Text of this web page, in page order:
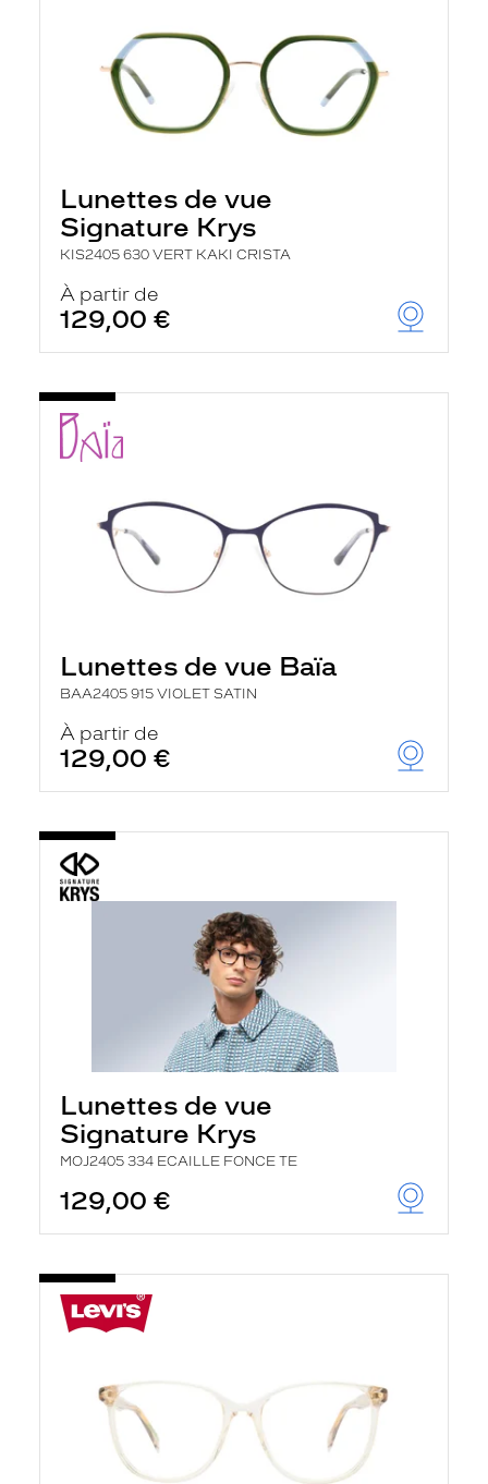
Lunettes de vue
Signature Krys
KIS2405 630 VERT KAKI CRISTA
À partir de
129,00 €
Lunettes de vue Baïa
BAA2405 915 VIOLET SATIN
À partir de
129,00 €
Lunettes de vue
Signature Krys
MOJ2405 334 ECAILLE FONCE TE
129,00 €